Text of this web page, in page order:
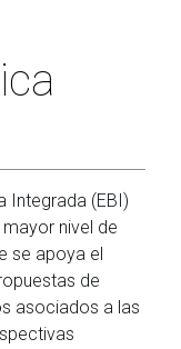
Integrada (EBI)
nivel de
se apoya el
de
asociados a las